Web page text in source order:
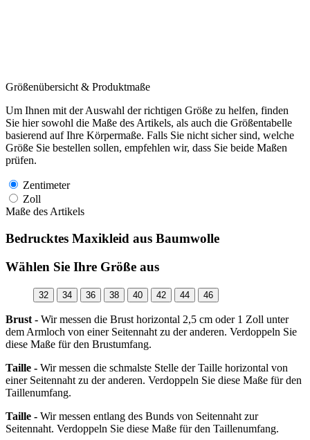
Größenübersicht & Produktmaße
Um Ihnen mit der Auswahl der richtigen Größe zu helfen, finden
Sie hier sowohl die Maße des Artikels, als auch die Größentabelle
basierend auf Ihre Körpermaße. Falls Sie nicht sicher sind, welche
Größe Sie bestellen sollen, empfehlen wir, dass Sie beide Maßen
prüfen.
Zentimeter
Zoll
Maße des Artikels
Bedrucktes Maxikleid aus Baumwolle
Wählen Sie Ihre Größe aus
32 34 36 38 40 42 44 46
Brust - Wir messen die Brust horizontal 2,5 cm oder 1 Zoll unter
dem Armloch von einer Seitennaht zu der anderen. Verdoppeln Sie
diese Maße für den Brustumfang.
Taille - Wir messen die schmalste Stelle der Taille horizontal von
einer Seitennaht zu der anderen. Verdoppeln Sie diese Maße für den
Taillenumfang.
Taille - Wir messen entlang des Bunds von Seitennaht zur
Seitennaht. Verdoppeln Sie diese Maße für den Taillenumfang.